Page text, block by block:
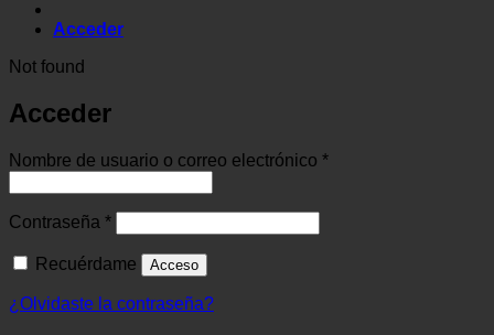
Acceder
Not found
Acceder
Nombre de usuario o correo electrónico *Obligatorio
Contraseña *Obligatorio
Recuérdame Acceso
¿Olvidaste la contraseña?